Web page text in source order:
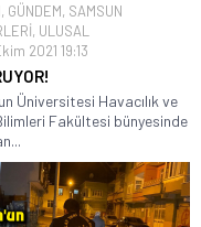
, GÜNDEM, SAMSUN
, ULUSAL
2021 19:13
Üniversitesi Havacılık ve
Fakültesi bünyesinde